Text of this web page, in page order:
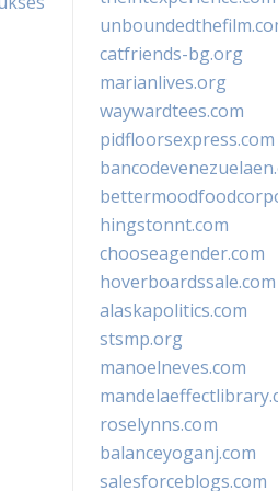
catfriends-bg.org
marianlives.org
waywardtees.com
pidfloorsexpress.com
hingstonnt.com
chooseagender.com
hoverboardssale.com
alaskapolitics.com
stsmp.org
manoelneves.com
roselynns.com
balanceyoganj.com
salesforceblogs.com